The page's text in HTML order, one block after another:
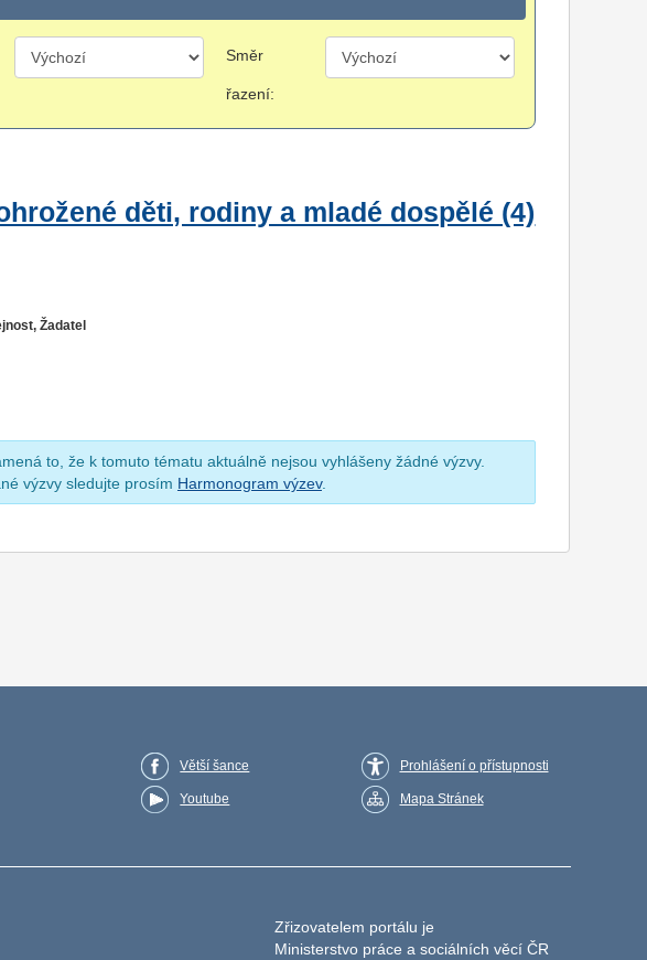
Směr
řazení:
děti, rodiny a mladé dospělé (4)
Žadatel
to, že k tomuto tématu aktuálně nejsou vyhlášeny žádné výzvy.
výzvy sledujte prosím Harmonogram výzev.
Větší šance
Youtube
Prohlášení o přístupnosti
Mapa Stránek
Zřizovatelem portálu je
Ministerstvo práce a sociálních věcí ČR